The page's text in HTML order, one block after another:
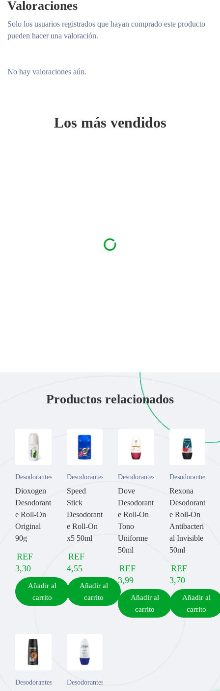
Valoraciones
No hay valoraciones aún.
Solo los usuarios registrados que hayan comprado este producto
pueden hacer una valoración.
Los más vendidos
Productos relacionados
Desodorantes
Dioxogen
Desodorant
e Roll-On
Original
90g
REF
3,30
Añadir al
carrito
Desodorantes
Speed
Stick
Desodorant
e Roll-On
x5 50ml
REF
4,55
Añadir al
carrito
Desodorantes
Dove
Desodorant
e Roll-On
Tono
Uniforme
50ml
REF
3,99
Añadir al
carrito
Desodorantes
Rexona
Desodorant
e Roll-On
Antibacteri
al Invisible
50ml
REF
3,70
Añadir al
carrito
Desodorantes Desodorantes